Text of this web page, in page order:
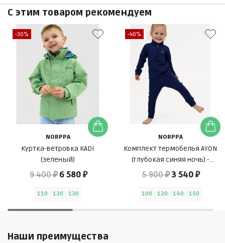
С этим товаром рекомендуем
-30%
NORPPA
Куртка-ветровка KADI
(зеленый)
9 400 ₽ 6 580 ₽
110 120 130
-40%
NORPPA
Комплект термобелья AYON
(глубокая синяя ночь) -
аналог термобелья Jadis от
5 900 ₽3 540 ₽
100 120 140 150
Наши преимущества